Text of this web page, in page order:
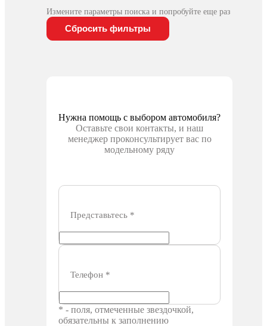
Измените параметры поиска и попробуйте еще раз
Сбросить фильтры
Нужна помощь с выбором автомобиля?
Оставьте свои контакты, и наш
менеджер проконсультирует вас по
модельному ряду
Представьтесь *
Телефон *
* - поля, отмеченные звездочкой,
обязательны к заполнению